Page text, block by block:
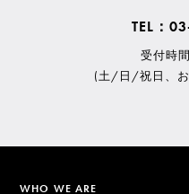
TEL：
受付時
(土/日/祝日、お
WHO WE ARE